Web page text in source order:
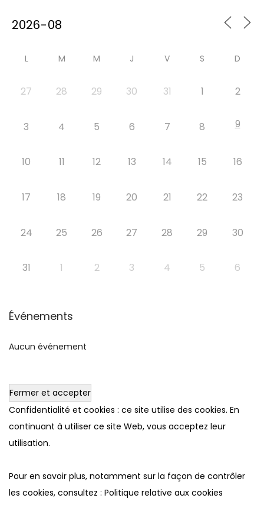
L M M J V S D
27 28 29 30 31 1 2
3 4 5 6 7 8 9
10 11 12 13 14 15 16
17 18 19 20 21 22 23
24 25 26 27 28 29 30
31 1 2 3 4 5 6
Événements
Aucun événement
Confidentialité et cookies : ce site utilise des cookies. En
continuant à utiliser ce site Web, vous acceptez leur
utilisation.
Pour en savoir plus, notamment sur la façon de contrôler
les cookies, consultez : Politique relative aux cookies